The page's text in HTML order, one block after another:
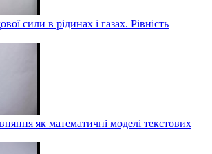
сили в рідинах і газах. Рівність
як математичні моделі текстових